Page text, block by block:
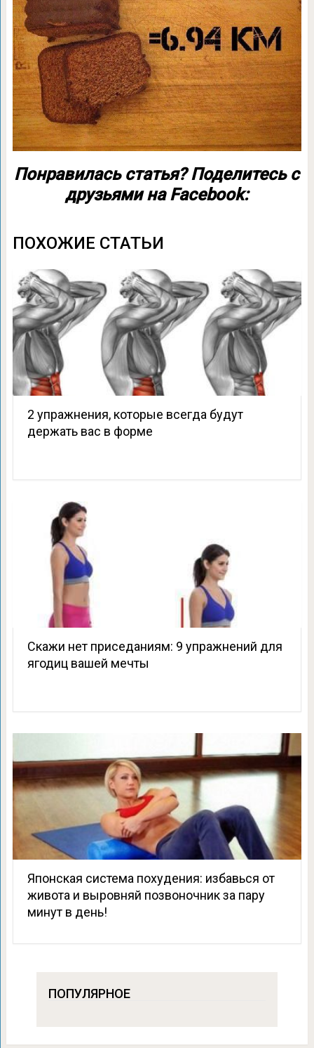
Понравилась статья? Поделитесь с
друзьями на Facebook:
ПОХОЖИЕ СТАТЬИ
2 упражнения, которые всегда будут
держать вас в форме
Скажи нет приседаниям: 9 упражнений для
ягодиц вашей мечты
Японская система похудения: избавься от
живота и выровняй позвоночник за пару
минут в день!
ПОПУЛЯРНОЕ